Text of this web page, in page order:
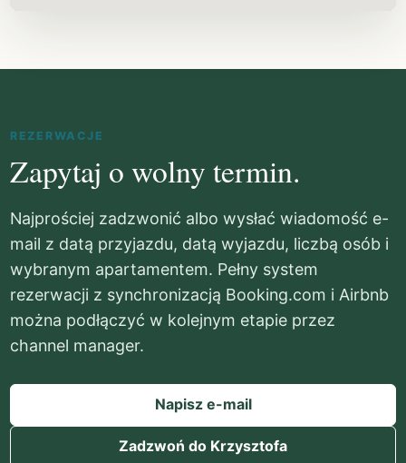
REZERWACJE
Zapytaj o wolny termin.
Najprościej zadzwonić albo wysłać wiadomość e-
mail z datą przyjazdu, datą wyjazdu, liczbą osób i
wybranym apartamentem. Pełny system
rezerwacji z synchronizacją Booking.com i Airbnb
można podłączyć w kolejnym etapie przez
channel manager.
Napisz e-mail
Zadzwoń do Krzysztofa